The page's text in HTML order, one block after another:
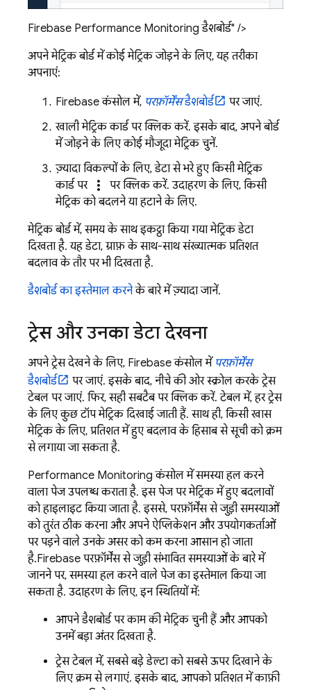
Firebase Performance Monitoring डैशबोर्ड" />
अपने मेट्रिक बोर्ड में कोई मेट्रिक जोड़ने के लिए, यह तरीका
अपनाएं:
Firebaseकंसोल में, परफ़ॉर्मेंसडैशबोर्ड
पर जाएं.
खाली मेट्रिक कार्ड पर क्लिक करें. इसके बाद, अपने बोर्ड
में जोड़ने के लिए कोई मौजूदा मेट्रिक चुनें.
ज़्यादा विकल्पों के लिए, डेटा से भरे हुए किसी मेट्रिक
कार्ड पर
more_vert
पर क्लिक करें. उदाहरण के लिए, किसी
मेट्रिक को बदलने या हटाने के लिए.
मेट्रिक बोर्ड में, समय के साथ इकट्ठा किया गया मेट्रिक डेटा
दिखता है. यह डेटा, ग्राफ़ के साथ-साथ संख्यात्मक प्रतिशत
बदलाव के तौर पर भी दिखता है.
डैशबोर्ड का इस्तेमाल करनेके बारे में ज़्यादा जानें.
ट्रेस और उनका डेटा देखना
अपने ट्रेस देखने के लिए, Firebaseकंसोल में परफ़ॉर्मेंस
डैशबोर्ड
पर जाएं. इसके बाद, नीचे की ओर स्क्रोल करके ट्रेस
टेबल पर जाएं. फिर, सही सबटैब पर क्लिक करें. टेबल में, हर ट्रेस
के लिए कुछ टॉप मेट्रिक दिखाई जाती हैं. साथ ही, किसी खास
मेट्रिक के लिए, प्रतिशत में हुए बदलाव के हिसाब से सूची को क्रम
से लगाया जा सकता है.
Performance Monitoring कंसोल में समस्या हल करने
वाला पेज उपलब्ध कराता है. इस पेज पर मेट्रिक में हुए बदलावों
को हाइलाइट किया जाता है. इससे, परफ़ॉर्मेंस से जुड़ी समस्याओं
को तुरंत ठीक करना और अपने ऐप्लिकेशन और उपयोगकर्ताओं
पर पड़ने वाले उनके असर को कम करना आसान हो जाता
है.Firebase परफ़ॉर्मेंस से जुड़ी संभावित समस्याओं के बारे में
जानने पर, समस्या हल करने वाले पेज का इस्तेमाल किया जा
सकता है. उदाहरण के लिए, इन स्थितियों में:
आपने डैशबोर्ड पर काम की मेट्रिक चुनी हैं और आपको
उनमें बड़ा अंतर दिखता है.
ट्रेस टेबल में, सबसे बड़े डेल्टा को सबसे ऊपर दिखाने के
लिए क्रम से लगाएं. इसके बाद, आपको प्रतिशत में काफ़ी